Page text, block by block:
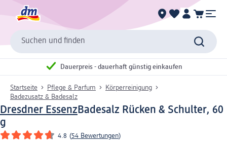
Suchen und finden
Dauerpreis - dauerhaft günstig einkaufen
Startseite Pflege & Parfum
Körperreinigung
Badezusatz & Badesalz
Dresdner EssenzBadesalz Rücken & Schulter, 60
g
4.8 (54 Bewertungen)